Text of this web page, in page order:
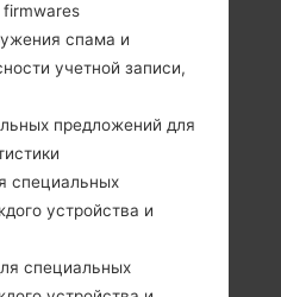
1500 mAh
спама и
учетной записи,
предложений для
специальных
устройства и
специальных